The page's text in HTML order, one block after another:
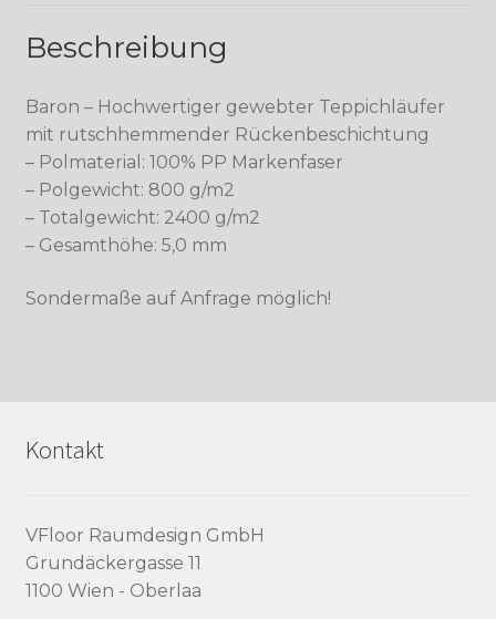
Beschreibung
Baron – Hochwertiger gewebter Teppichläufer
mit rutschhemmender Rückenbeschichtung
– Polmaterial: 100% PP Markenfaser
– Polgewicht: 800 g/m2
– Totalgewicht: 2400 g/m2
– Gesamthöhe: 5,0 mm
Sondermaße auf Anfrage möglich!
Kontakt
VFloor Raumdesign GmbH
Grundäckergasse 11
1100 Wien - Oberlaa